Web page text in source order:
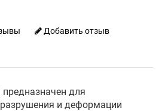
Добавить отзыв
для
и деформации